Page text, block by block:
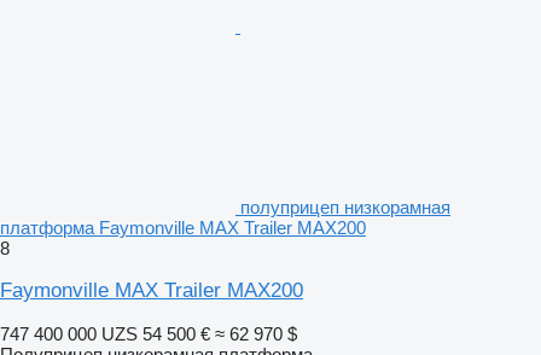
полуприцеп низкорамная
платформа Faymonville MAX Trailer MAX200
8
Faymonville MAX Trailer MAX200
747 400 000 UZS 54 500 € ≈ 62 970 $